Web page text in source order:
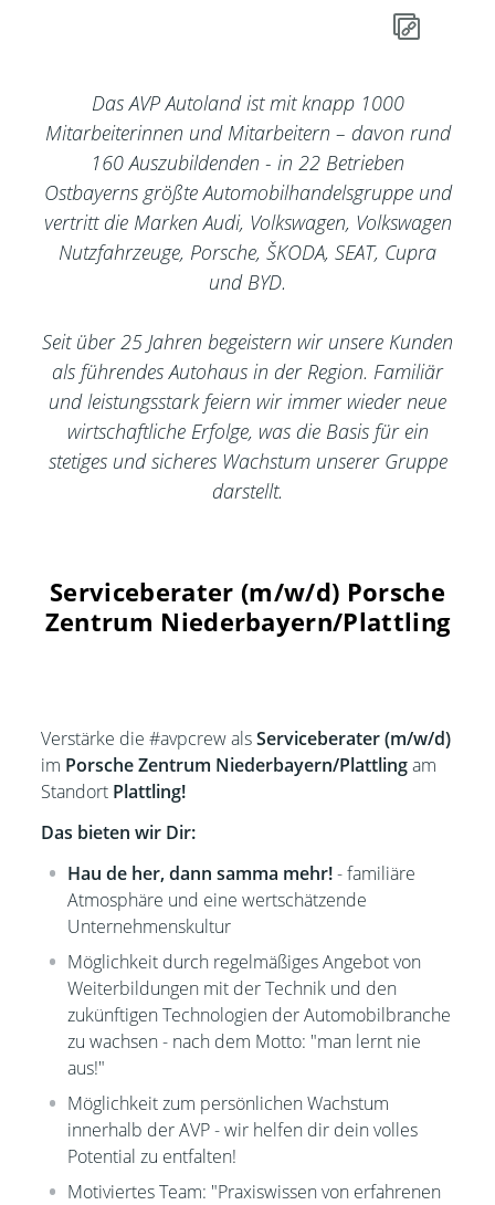
Das AVP Autoland ist mit knapp 1000
Mitarbeiterinnen und Mitarbeitern – davon rund
160 Auszubildenden - in 22 Betrieben
Ostbayerns größte Automobilhandelsgruppe und
vertritt die Marken Audi, Volkswagen, Volkswagen
Nutzfahrzeuge, Porsche, ŠKODA, SEAT, Cupra
und BYD.
Seit über 25 Jahren begeistern wir unsere Kunden
als führendes Autohaus in der Region. Familiär
und leistungsstark feiern wir immer wieder neue
wirtschaftliche Erfolge, was die Basis für ein
stetiges und sicheres Wachstum unserer Gruppe
darstellt.
Serviceberater (m/w/d) Porsche
Zentrum Niederbayern/Plattling
Verstärke die #avpcrew alsServiceberater (m/w/d)
im Porsche Zentrum Niederbayern/Plattlingam
Standort Plattling!
Das bieten wir Dir:
Hau de her, dann samma mehr!- familiäre
Atmosphäre und eine wertschätzende
Unternehmenskultur
Möglichkeit durch regelmäßiges Angebot von
Weiterbildungen mit der Technik und den
zukünftigen Technologien der Automobilbranche
zu wachsen - nach dem Motto: "man lernt nie
aus!"
Möglichkeit zum persönlichen Wachstum
innerhalb der AVP - wir helfen dir dein volles
Potential zu entfalten!
Motiviertes Team: "Praxiswissen von erfahrenen